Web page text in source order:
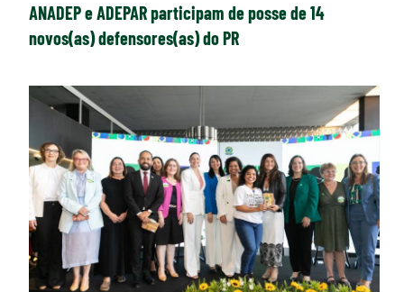
ANADEP e ADEPAR participam de posse de 14
novos(as) defensores(as) do PR